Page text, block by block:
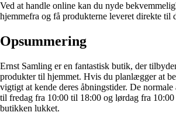
Ved at handle online kan du nyde
hjemmefra og få produkterne leveret direkte til
Opsummering
Ernst Samling er en fantastisk butik, der
produkter til hjemmet. Hvis du planlægger at
vigtigt at kende deres åbningstider. De
til fredag fra 10:00 til 18:00 og lørdag fra
butikken lukket.